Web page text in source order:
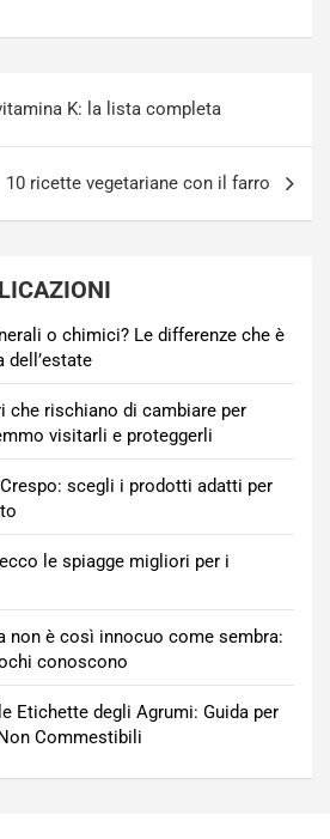
K: la lista completa
10 ricette vegetariane con il farro
o chimici? Le differenze che è
dell’estate
che rischiano di cambiare per
visitarli e proteggerli
scegli i prodotti adatti per
le spiagge migliori per i
non è così innocuo come sembra:
conoscono
Etichette degli Agrumi: Guida per
Commestibili